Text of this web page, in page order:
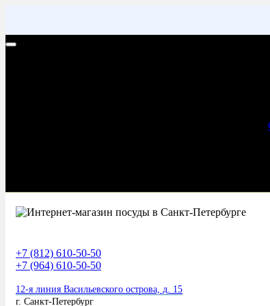
+7 (812) 610-50-50
+7 (964) 610-50-50
12-я линия Васильевского острова, д. 15
г. Санкт-Петербург